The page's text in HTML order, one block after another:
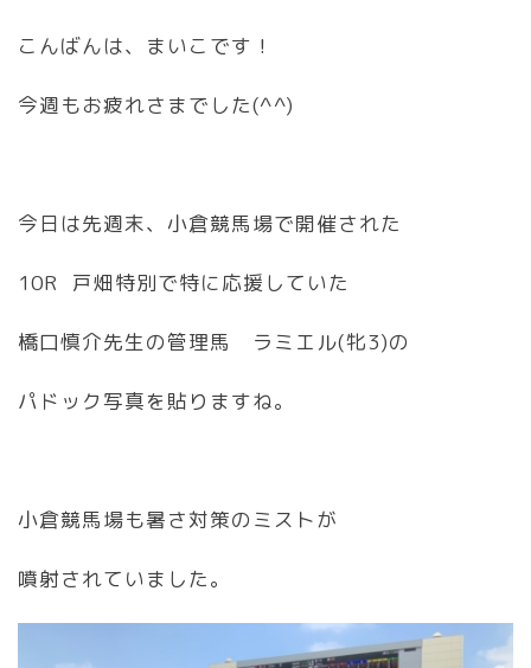
こんばんは、まいこです！
今週もお疲れさまでした(^^)
今日は先週末、小倉競馬場で開催された
10R 戸畑特別で特に応援していた
橋口慎介先生の管理馬 ラミエル(牝3)の
パドック写真を貼りますね。
小倉競馬場も暑さ対策のミストが
噴射されていました。